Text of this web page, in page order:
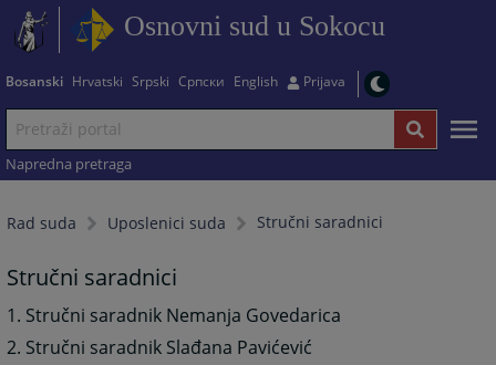
Osnovni sud u Sokocu
Bosanski Hrvatski Srpski Српски English Prijava
Napredna pretraga
Rad suda Uposlenici suda Stručni saradnici
Stručni saradnici
1. Stručni saradnik Nemanja Govedarica
2. Stručni saradnik Slađana Pavićević